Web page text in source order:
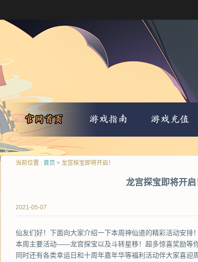
当前位置 : 首页 > 龙宫探宝即将开启！
龙宫探宝即将开启
2021-05-07
仙友们好！下面向大家介绍一下本周神仙道的精彩活动安排！
本周主要活动——龙宫探宝以及斗转星移！超多惊喜奖励等你
同时还有各类幸运日和十周年嘉年华等福利活动伴大家喜迎